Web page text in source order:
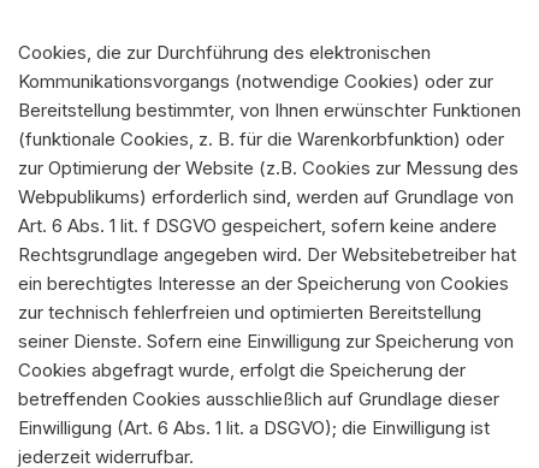
Cookies, die zur Durchführung des elektronischen
Kommunikationsvorgangs (notwendige Cookies) oder zur
Bereitstellung bestimmter, von Ihnen erwünschter Funktionen
(funktionale Cookies, z. B. für die Warenkorbfunktion) oder
zur Optimierung der Website (z.B. Cookies zur Messung des
Webpublikums) erforderlich sind, werden auf Grundlage von
Art. 6 Abs. 1 lit. f DSGVO gespeichert, sofern keine andere
Rechtsgrundlage angegeben wird. Der Websitebetreiber hat
ein berechtigtes Interesse an der Speicherung von Cookies
zur technisch fehlerfreien und optimierten Bereitstellung
seiner Dienste. Sofern eine Einwilligung zur Speicherung von
Cookies abgefragt wurde, erfolgt die Speicherung der
betreffenden Cookies ausschließlich auf Grundlage dieser
Einwilligung (Art. 6 Abs. 1 lit. a DSGVO); die Einwilligung ist
jederzeit widerrufbar.